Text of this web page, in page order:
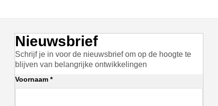
Nieuwsbrief
Schrijf je in voor de nieuwsbrief om op de hoogte te
blijven van belangrijke ontwikkelingen
Voornaam *